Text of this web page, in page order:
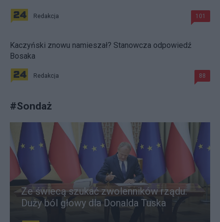
Redakcja 101
Kaczyński znowu namieszał? Stanowcza odpowiedź
Bosaka
Redakcja 88
#Sondaż
Ze świecą szukać zwolenników rządu.
Duży ból głowy dla Donalda Tuska